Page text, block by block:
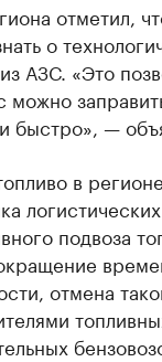
отметил,
о
АЗС. «Это
можно
быстро», —
в
подвоза
отмена